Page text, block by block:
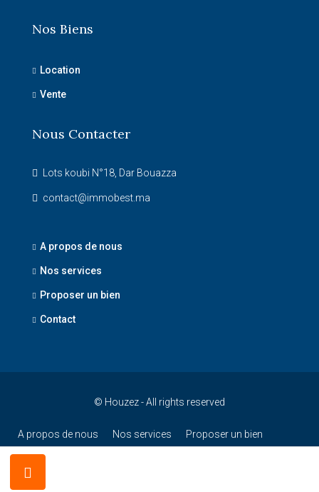
Nos Biens
Location
Vente
Nous Contacter
Lots koubi N°18, Dar Bouazza
contact@immobest.ma
A propos de nous
Nos services
Proposer un bien
Contact
© Houzez - All rights reserved
A propos de nous Nos services
Proposer un bien
Contact